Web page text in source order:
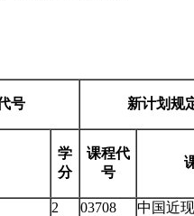
号 新计划规
学
分
课程代
号
2 03708
中国近